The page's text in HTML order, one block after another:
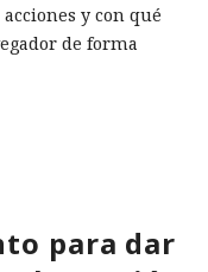
y con qué
de forma
su
para dar